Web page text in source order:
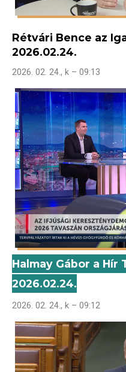
Rétvári Bence az
2026.02.24.
2026. 02. 24., k – 09:13
Halmay Gábor a Hír
2026.02.24.
2026. 02. 24., k – 09:12